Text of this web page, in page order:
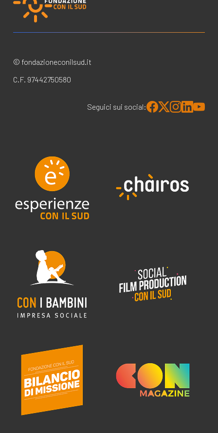
© fondazioneconilsud.it
C.F. 97442750580
Seguici sui social: